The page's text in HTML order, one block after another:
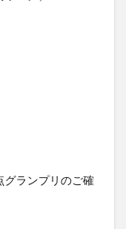
ランプリのご確